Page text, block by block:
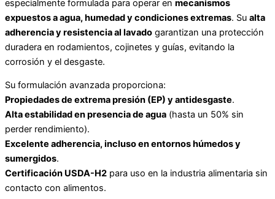
especialmente formulada para operar en mecanismos
expuestos a agua, humedad y condiciones extremas. Su alta
adherencia y resistencia al lavado garantizan una protección
duradera en rodamientos, cojinetes y guías, evitando la
corrosión y el desgaste.
Su formulación avanzada proporciona:
Propiedades de extrema presión (EP) y antidesgaste.
Alta estabilidad en presencia de agua (hasta un 50% sin
perder rendimiento).
Excelente adherencia, incluso en entornos húmedos y
sumergidos.
Certificación USDA-H2 para uso en la industria alimentaria sin
contacto con alimentos.